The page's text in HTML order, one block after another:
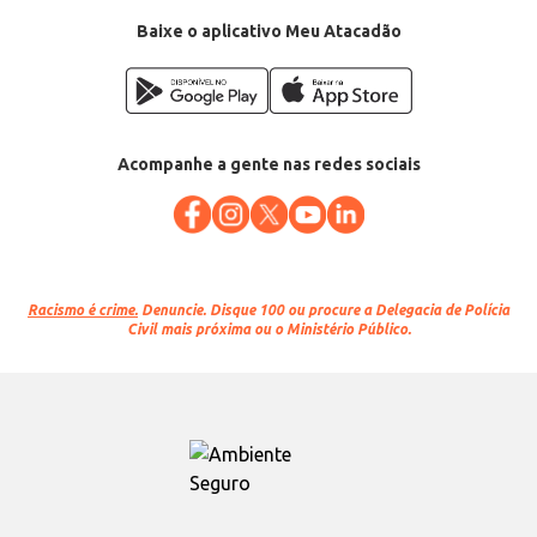
Baixe o aplicativo Meu Atacadão
Acompanhe a gente nas redes sociais
Racismo é crime. Denuncie. Disque 100 ou procure a Delegacia de Polícia
Civil mais próxima ou o Ministério Público.